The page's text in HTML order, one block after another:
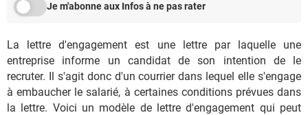
Je m'abonne aux Infos à ne pas rater
La lettre d'engagement est une lettre par laquelle une
entreprise informe un candidat de son intention de le
recruter. Il s'agit donc d'un courrier dans lequel elle s'engage
à embaucher le salarié, à certaines conditions prévues dans
la lettre. Voici un modèle de lettre d'engagement qui peut